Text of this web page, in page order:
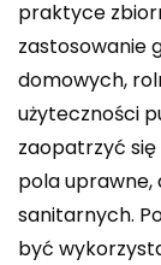
praktyce
zastosowanie
domowych,
użyteczności
zaopatrzyć
pola uprawne,
sanitarnych.
być